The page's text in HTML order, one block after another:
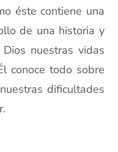
éste contiene una
de una historia y
nuestras vidas
conoce todo sobre
dificultades